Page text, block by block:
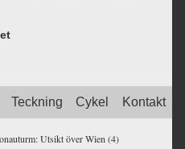
Teckning Cykel Kontakt
Utsikt över Wien (4)